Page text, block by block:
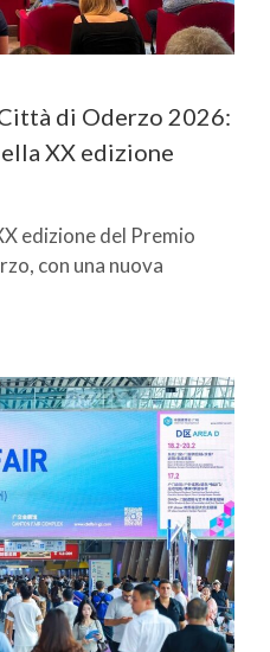
di Oderzo 2026:
XX edizione
edizione del Premio
con una nuova